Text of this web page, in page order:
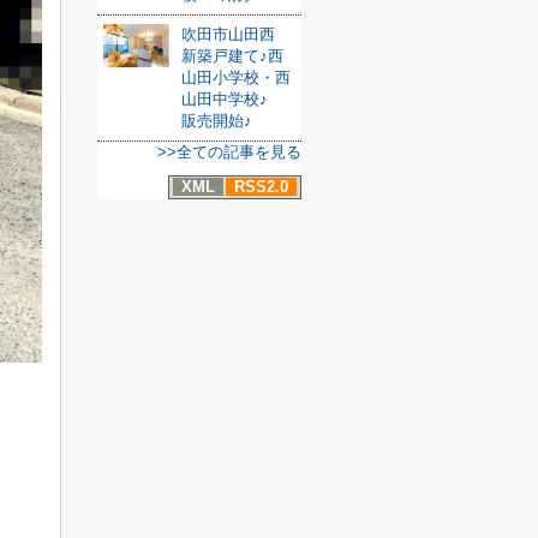
吹田市山田西
新築戸建て♪西
山田小学校・西
山田中学校♪
販売開始♪
>>全ての記事を見る
XML
RSS2.0